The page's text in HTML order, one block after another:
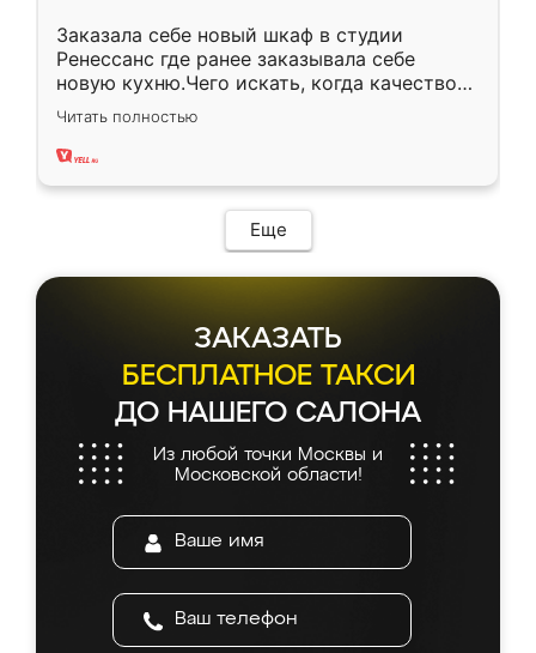
Заказала себе новый шкаф в студии
Ренессанс где ранее заказывала себе
новую кухню.Чего искать, когда качеством
вполне довольна. Служит кухня уже почти
два года, нареканий нет.
Читать полностью
Еще
ЗАКАЗАТЬ
БЕСПЛАТНОЕ ТАКСИ
ДО НАШЕГО САЛОНА
Из любой точки Москвы и
Московской области!